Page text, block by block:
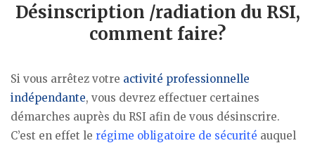
Désinscription /radiation du RSI,
comment faire?
Si vous arrêtez votre activité professionnelle
indépendante, vous devrez effectuer certaines
démarches auprès du RSI afin de vous désinscrire.
C’est en effet le régime obligatoire de sécurité auquel